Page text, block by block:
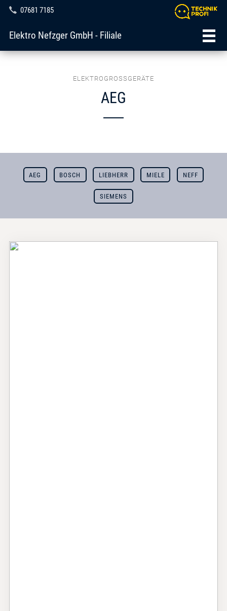
07681 7185
Elektro Nefzger GmbH - Filiale
ELEKTROGROSSGERÄTE
AEG
AEG BOSCH LIEBHERR MIELE NEFF
SIEMENS